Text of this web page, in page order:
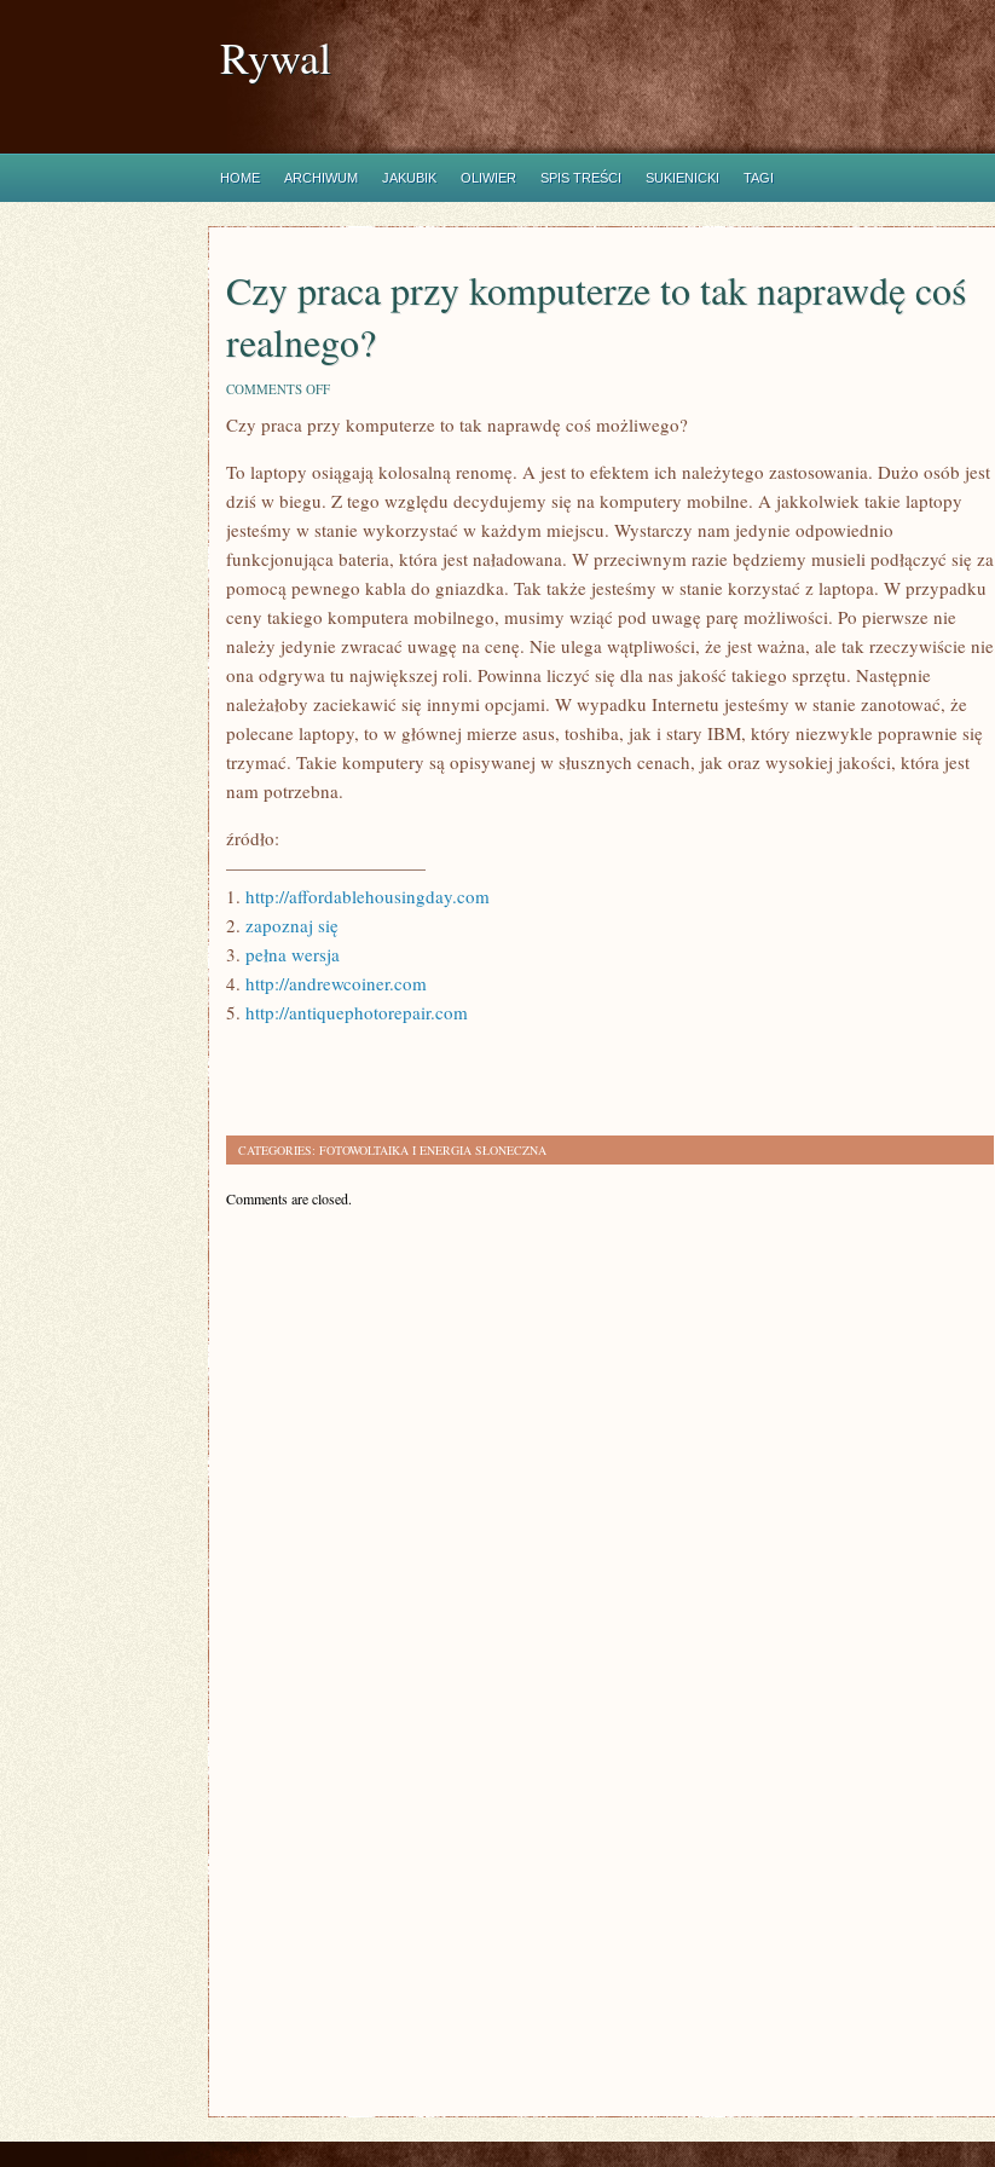
Rywal
HOME ARCHIWUM JAKUBIK OLIWIER SPIS TREŚCI SUKIENICKI TAGI
Czy praca przy komputerze to tak naprawdę coś
realnego?
COMMENTS OFFON
PRACA
PRZY
TO
TAK
NAPRAWDĘ
COŚ
REALNEGO?
Czy praca przy komputerze to tak naprawdę coś możliwego?
To laptopy osiągają kolosalną renomę. A jest to efektem ich należytego zastosowania. Dużo osób jest
dziś w biegu. Z tego względu decydujemy się na komputery mobilne. A jakkolwiek takie laptopy
jesteśmy w stanie wykorzystać w każdym miejscu. Wystarczy nam jedynie odpowiednio
funkcjonująca bateria, która jest naładowana. W przeciwnym razie będziemy musieli podłączyć się za
pomocą pewnego kabla do gniazdka. Tak także jesteśmy w stanie korzystać z laptopa. W przypadku
ceny takiego komputera mobilnego, musimy wziąć pod uwagę parę możliwości. Po pierwsze nie
należy jedynie zwracać uwagę na cenę. Nie ulega wątpliwości, że jest ważna, ale tak rzeczywiście nie
ona odgrywa tu największej roli. Powinna liczyć się dla nas jakość takiego sprzętu. Następnie
należałoby zaciekawić się innymi opcjami. W wypadku Internetu jesteśmy w stanie zanotować, że
polecane laptopy, to w głównej mierze asus, toshiba, jak i stary IBM, który niezwykle poprawnie się
trzymać. Takie komputery są opisywanej w słusznych cenach, jak oraz wysokiej jakości, która jest
nam potrzebna.
źródło:
———————————
1. http://affordablehousingday.com
2. zapoznaj się
3. pełna wersja
4. http://andrewcoiner.com
5. http://antiquephotorepair.com
CATEGORIES: FOTOWOLTAIKA I ENERGIA SŁONECZNA
Comments are closed.